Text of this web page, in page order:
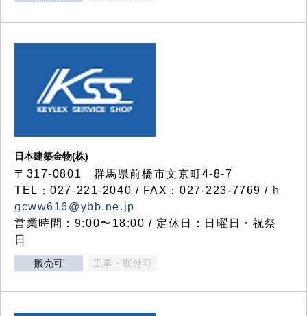
日本建築金物(株)
〒317‐0801 群馬県前橋市文京町4-8-7
TEL：027-221-2040 / FAX：027-223-7769 / h
gcww616@ybb.ne.jp
営業時間：9:00〜18:00 / 定休日：日曜日・祝祭
日
販売可 工事・取付可